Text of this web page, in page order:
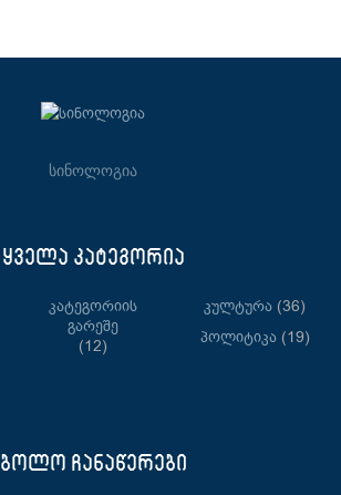
სინოლოგია
ყველა კატეგორია
Კატეგორიის
Გარეშე
(12)
Კულტურა (36)
Პოლიტიკა(19)
ბოლო ჩანაწერები